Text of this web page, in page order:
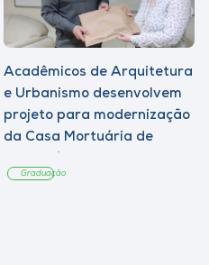
Acadêmicos de Arquitetura
e Urbanismo desenvolvem
projeto para modernização
da Casa Mortuária de
Graduação